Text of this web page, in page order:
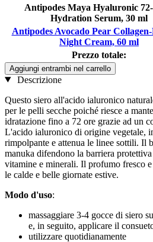
Antipodes Maya Hyaluronic
Hydration Serum, 30 ml
Antipodes Avocado Pear
Night Cream, 60 ml
Prezzo totale:
Aggiungi entrambi nel carrello
Descrizione
Questo siero all'acido ialuronico
per le pelli secche poiché riesce a
idratazione fino a 72 ore grazie ad un
L'acido ialuronico di origine vegetale,
rimpolpante e attenua le linee sottili. Il
manuka difendono la barriera
vitamine e minerali. Il profumo fresco
le calde e belle giornate estive.
Modo d'uso:
massaggiare 3-4 gocce di siero
e, in seguito, applicare il
utilizzare quotidianamente